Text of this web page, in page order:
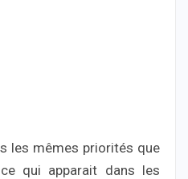
les mêmes priorités que
qui apparait dans les